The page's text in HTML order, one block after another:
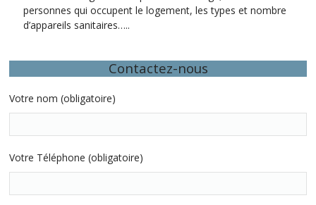
personnes qui occupent le logement, les types et nombre
d’appareils sanitaires…..
Contactez-nous
Votre nom (obligatoire)
Votre Téléphone (obligatoire)